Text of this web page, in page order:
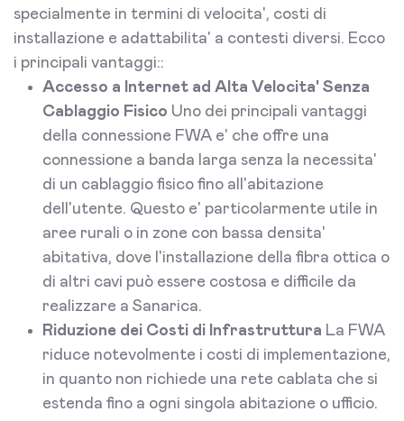
specialmente in termini di velocita', costi di
installazione e adattabilita' a contesti diversi. Ecco
i principali vantaggi::
Accesso a Internet ad Alta Velocita' Senza
Cablaggio Fisico Uno dei principali vantaggi
della connessione FWA e' che offre una
connessione a banda larga senza la necessita'
di un cablaggio fisico fino all'abitazione
dell'utente. Questo e' particolarmente utile in
aree rurali o in zone con bassa densita'
abitativa, dove l'installazione della fibra ottica o
di altri cavi può essere costosa e difficile da
realizzare a Sanarica.
Riduzione dei Costi di Infrastruttura La FWA
riduce notevolmente i costi di implementazione,
in quanto non richiede una rete cablata che si
estenda fino a ogni singola abitazione o ufficio.